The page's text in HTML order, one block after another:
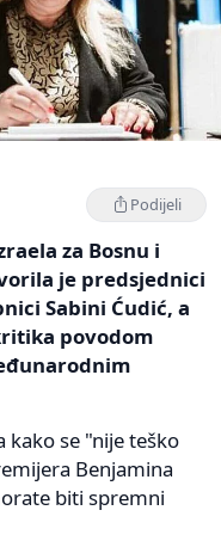
Podijeli
za Bosnu i
je predsjednici
Sabini Ćudić, a
povodom
kako se "nije teško
Benjamina
biti spremni